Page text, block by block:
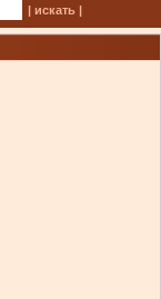
| искать |